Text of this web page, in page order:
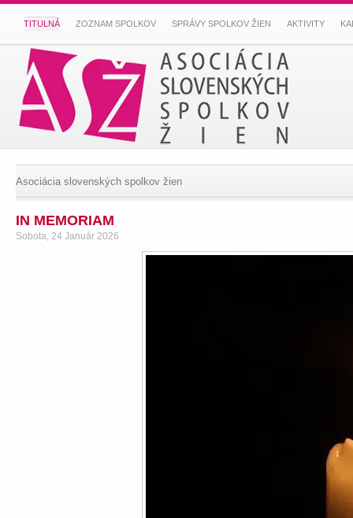
TITULNÁ ZOZNAM SPOLKOV SPRÁVY SPOLKOV ŽIEN AKTIVITY
Asociácia slovenských spolkov žien
IN MEMORIAM
Sobota, 24 Január 2026